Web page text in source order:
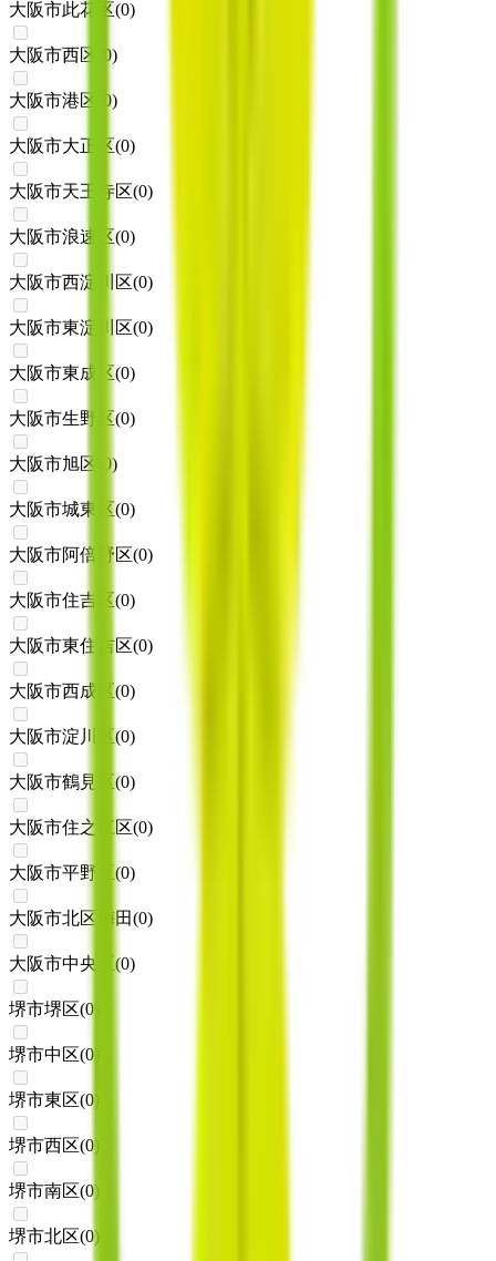
大阪市此花区(0)
大阪市西区 0)
大阪市港区 0)
大阪市大正区(0)
大阪市天王寺区(0)
大阪市浪速区(0)
大阪市西淀川区(0)
大阪市東淀川区(0)
大阪市東成区(0)
大阪市生野区(0)
大阪市旭区 0)
大阪市城東区(0)
大阪市阿倍野区(0)
大阪市住吉区(0)
大阪市東住吉区(0)
大阪市西成区(0)
大阪市淀川区(0)
大阪市鶴見区(0)
大阪市住之江区(0)
大阪市平野区(0)
大阪市北区梅田(0)
大阪市中央区 (0)
堺市堺区(0
堺市中区(0
堺市東区(0
堺市西区(0)
堺市南区(0)
堺市北区(0)